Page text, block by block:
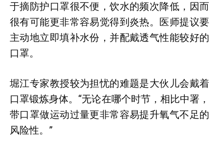
于摘防护口罩很不便，饮水的频次降低，因而
很有可能更非常容易觉得到炎热。医师提议要
主动地立即填补水份，并配戴透气性能较好的
口罩。
堀江专家教授较为担忧的难题是大伙儿会戴着
口罩锻炼身体。“无论在哪个时节，相比中署，
带口罩做运动过量更非常容易提升氧气不足的
风险性。”